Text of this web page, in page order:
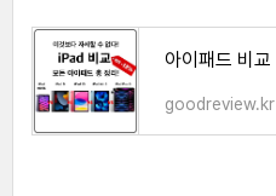
goodreview.kr